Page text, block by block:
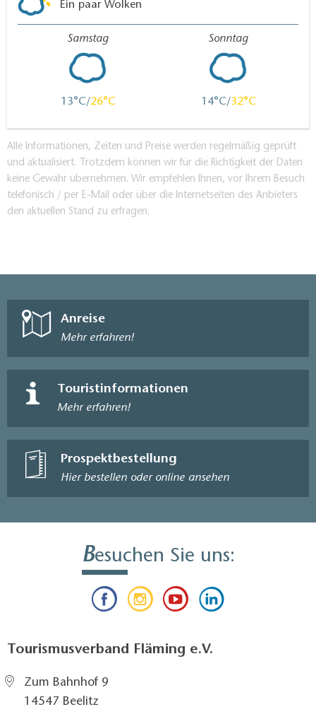
Ein paar Wolken
Samstag
13 26
Sonntag
14 32
Alle Informationen, Zeiten und Preise werden regelmäßig geprüft
und aktualisiert. Trotzdem können wir für die Richtigkeit der Daten
keine Gewähr übernehmen. Wir empfehlen Ihnen, vor Ihrem Besuch
telefonisch / per E-Mail oder über die Internetseiten des Anbieters
den aktuellen Stand zu erfragen.
Anreise
Mehr erfahren!
Touristinformationen
Mehr erfahren!
Prospektbestellung
Hier bestellen oder online ansehen
Besuchen Sie uns:
Tourismusverband Fläming e.V.
Zum Bahnhof 9
14547 Beelitz